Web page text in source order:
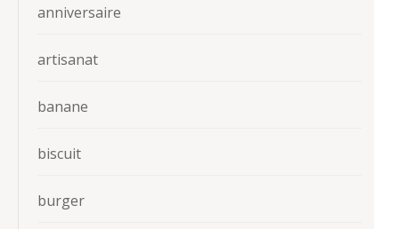
anniversaire
artisanat
banane
biscuit
burger